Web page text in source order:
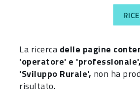
La ricerca delle pagine
'operatore' e
'Sviluppo Rurale', non ha
risultato.